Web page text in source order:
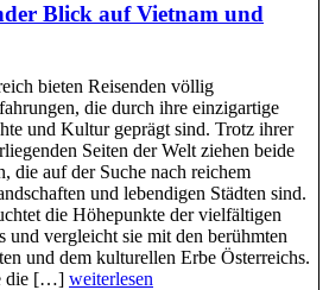
Blick auf Vietnam und
bieten Reisenden völlig
die durch ihre einzigartige
und Kultur geprägt sind. Trotz ihrer
Seiten der Welt ziehen beide
die auf der Suche nach reichem
und lebendigen Städten sind.
die Höhepunkte der vielfältigen
und vergleicht sie mit den berühmten
und dem kulturellen Erbe Österreichs.
die […] weiterlesen